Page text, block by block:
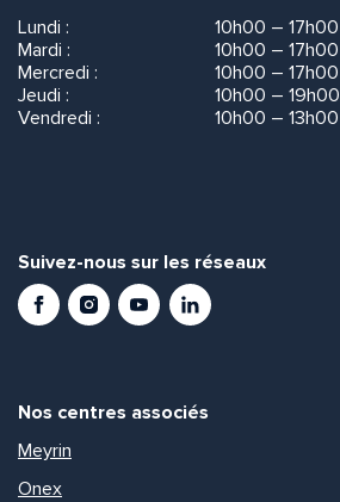
Lundi :
10h00 – 17h00
Mardi :
10h00 – 17h00
Mercredi :
10h00 – 17h00
Jeudi :
10h00 – 19h00
Vendredi :
10h00 – 13h00
Suivez-nous sur les réseaux
FacebookInstagramYoutubeLinkedIn
Nos centres associés
Meyrin
Onex
Envoyer
Envoyer